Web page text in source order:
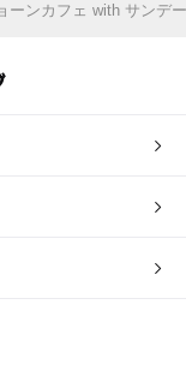
ーンカフェ with サンデ